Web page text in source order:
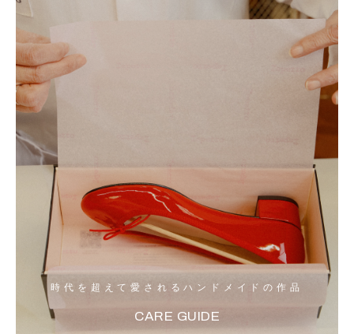
時代を超えて愛されるハンドメイドの作品
CARE GUIDE